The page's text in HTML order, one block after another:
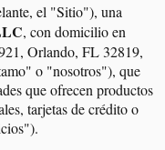
el "Sitio"), una
, con domicilio en
Orlando, FL 32819,
o "nosotros"), que
que ofrecen productos
tarjetas de crédito o